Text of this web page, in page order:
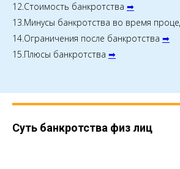
12.Стоимость банкротства ➡
13.Минусы банкротства во время
14.Ограничения после банкротства ➡
15.Плюсы банкротства ➡
Суть банкротства физ лиц